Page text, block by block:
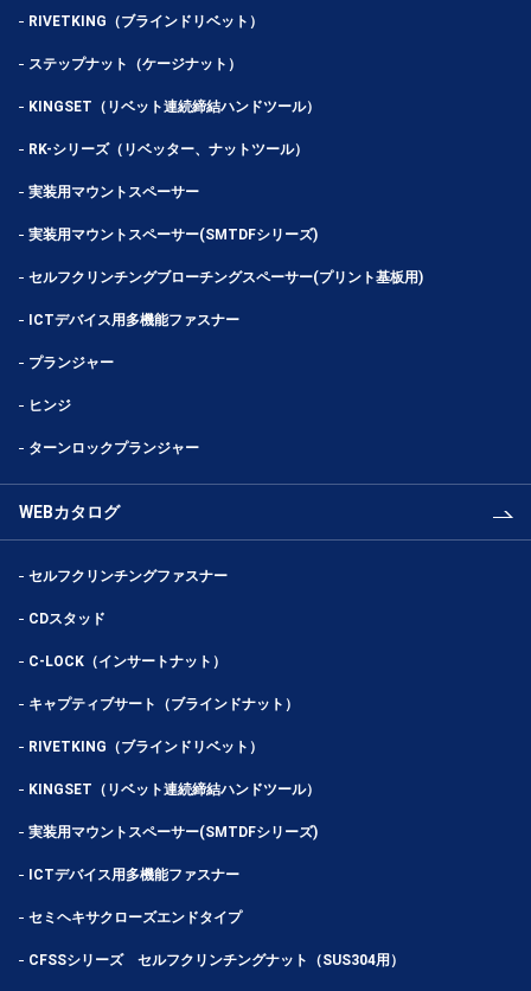
RIVETKING（ブラインドリベット）
ステップナット（ケージナット）
KINGSET（リベット連続締結ハンドツール）
RK-シリーズ（リベッター、ナットツール）
実装用マウントスペーサー
実装用マウントスペーサー(SMTDFシリーズ)
セルフクリンチングブローチングスペーサー(プリント基板用)
ICTデバイス用多機能ファスナー
プランジャー
ヒンジ
ターンロックプランジャー
WEBカタログ
セルフクリンチングファスナー
CDスタッド
C-LOCK（インサートナット）
キャプティブサート（ブラインドナット）
RIVETKING（ブラインドリベット）
KINGSET（リベット連続締結ハンドツール）
実装用マウントスペーサー(SMTDFシリーズ)
ICTデバイス用多機能ファスナー
セミヘキサクローズエンドタイプ
CFSSシリーズ セルフクリンチングナット（SUS304用）